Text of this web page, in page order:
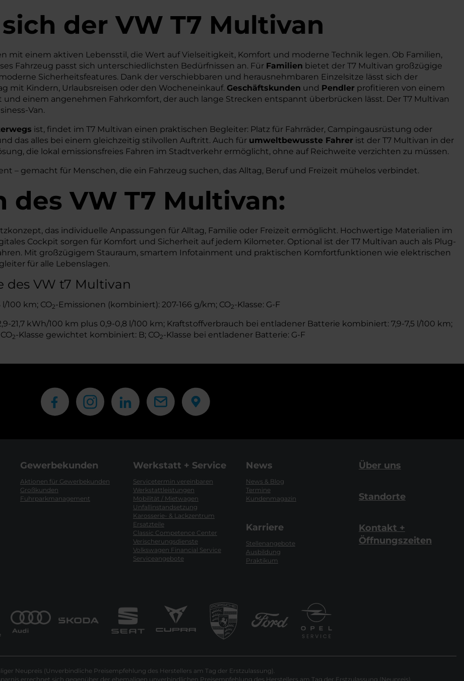
der VW T7 Multivan
mit einem aktiven Lebensstil, die Wert auf Vielseitigkeit, Komfort und moderne Technik legen. Ob Familien,
Fahrzeug passt sich unterschiedlichsten Bedürfnissen an. Für Familien bietet der T7 Multivan großzügige
Sicherheitsfeatures. Dank der verschiebbaren und herausnehmbaren Einzelsitze lässt sich der
mit Kindern, Urlaubsreisen oder den Wocheneinkauf. Geschäftskunden und Pendler profitieren von einem
einem angenehmen Fahrkomfort, der auch lange Strecken entspannt überbrücken lässt. Der T7 Multivan
Van.
ist, findet im T7 Multivan einen praktischen Begleiter: Platz für Fahrräder, Campingausrüstung oder
das alles bei einem gleichzeitig stilvollen Auftritt. Auch für umweltbewusste Fahrer ist der T7 Multivan in der
die lokal emissionsfreies Fahren im Stadtverkehr ermöglicht, ohne auf Reichweite verzichten zu müssen.
– gemacht für Menschen, die ein Fahrzeug suchen, das Alltag, Beruf und Freizeit mühelos verbindet.
des VW T7 Multivan:
das individuelle Anpassungen für Alltag, Familie oder Freizeit ermöglicht. Hochwertige Materialien im
Cockpit sorgen für Komfort und Sicherheit auf jedem Kilometer. Optional ist der T7 Multivan auch als Plug-
Mit großzügigem Stauraum, smartem Infotainment und praktischen Komfortfunktionen wie elektrischen
für alle Lebenslagen.
des VW t7 Multivan
100 km; CO2-Emissionen (kombiniert): 207-166 g/km; CO2-Klasse: G-F
21,7 kWh/100 km plus 0,9-0,8 l/100 km; Kraftstoffverbrauch bei entladener Batterie kombiniert: 7,9-7,5 l/100 km;
2-Klasse gewichtet kombiniert: B; CO2-Klasse bei entladener Batterie: G-F
Gewerbekunden
Aktionen für Gewerbekunden
Großkunden
Fuhrparkmanagement
Werkstatt + Service
Servicetermin vereinbaren
Werkstattleistungen
Mobilität / Mietwagen
Unfallinstandsetzung
Karosserie- & Lackzentrum
Ersatzteile
Classic Competence Center
Verischerungsdienste
Volkswagen Financial Service
Serviceangebote
News
News & Blog
Termine
Kundenmagazin
Karriere
Stellenangebote
Ausbildung
Praktikum
Über uns
Standorte
Kontakt +
Öffnungszeiten
Neupreis (Unverbindliche Preisempfehlung des Herstellers am Tag der Erstzulassung).
errechnet sich gegenüber der ehemaligen unverbindlichen Preisempfehlung des Herstellers am Tag der Erstzulassung (Neupreis).